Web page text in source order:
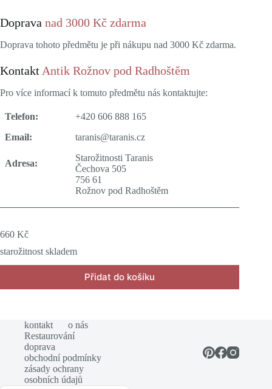
Doprava nad 3000 Kč zdarma
Doprava tohoto předmětu je při nákupu nad 3000 Kč zdarma.
Kontakt Antik Rožnov pod Radhoštěm
Pro více informací k tomuto předmětu nás kontaktujte:
Telefon:
+420 606 888 165
Email:
taranis@taranis.cz
Adresa:
Starožitnosti Taranis
Čechova 505
756 61
Rožnov pod Radhoštěm
660 Kč
starožitnost skladem
Přidat do košíku
kontakt
o nás
Restaurování
doprava
obchodní podmínky
zásady ochrany
osobních údajů